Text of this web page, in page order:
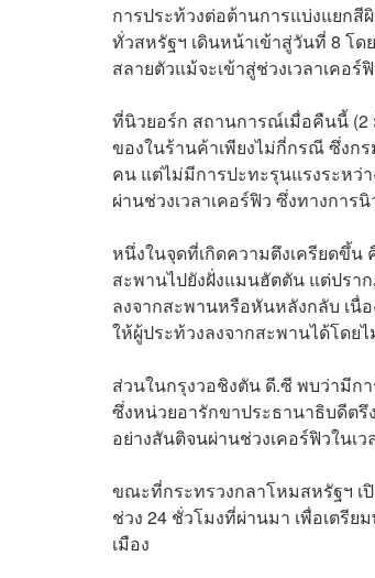
การประท้วงต่อต้านการแบ่งแยกสี
ทั่วสหรัฐฯ เดินหน้าเข้าสู่วันที่ 8 โ
สลายตัวแม้จะเข้าสู่ช่วงเวลาเคอร์
ที่นิวยอร์ก สถานการณ์เมื่อคืนนี้ (2
ของในร้านค้าเพียงไม่กี่กรณี ซึ่งก
คน แต่ไม่มีการปะทะรุนแรงระหว่
ผ่านช่วงเวลาเคอร์ฟิว ซึ่งทางการ
หนึ่งในจุดที่เกิดความตึงเครียดขึ้
สะพานไปยังฝั่งแมนฮัตตัน แต่ปรา
ลงจากสะพานหรือหันหลังกลับ เนื่
ให้ผู้ประท้วงลงจากสะพานได้โดย
ส่วนในกรุงวอชิงตัน ดี.ซี พบว่ามีก
ซึ่งหน่วยอารักขาประธานาธิบดีต
อย่างสันติจนผ่านช่วงเคอร์ฟิวในเ
ขณะที่กระทรวงกลาโหมสหรัฐฯ เ
ช่วง 24 ชั่วโมงที่ผ่านมา เพื่อเต
เมือง